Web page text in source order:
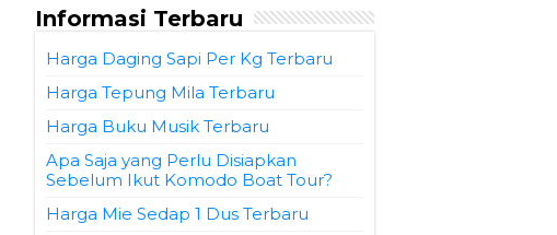
Informasi Terbaru
Harga Daging Sapi Per Kg Terbaru
Harga Tepung Mila Terbaru
Harga Buku Musik Terbaru
Apa Saja yang Perlu Disiapkan
Sebelum Ikut Komodo Boat Tour?
Harga Mie Sedap 1 Dus Terbaru